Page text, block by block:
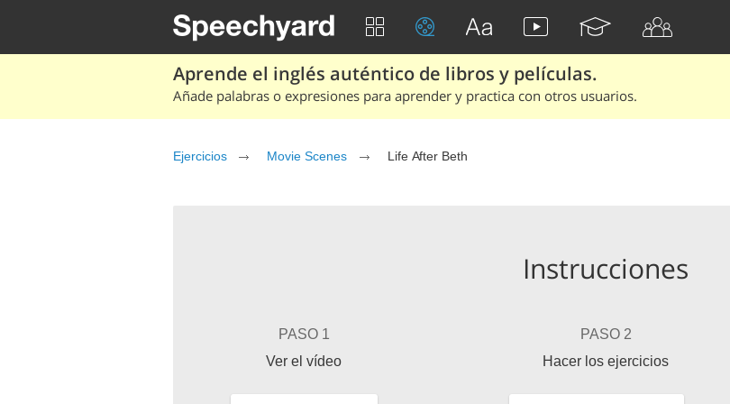
Aprende el inglés auténtico de libros y películas.
Añade palabras o expresiones para aprender y practica con otros usuarios.
Ejercicios Movie Scenes Life After Beth
Instrucciones
PASO 1
Ver el vídeo
PASO 2
Hacer los ejercicios